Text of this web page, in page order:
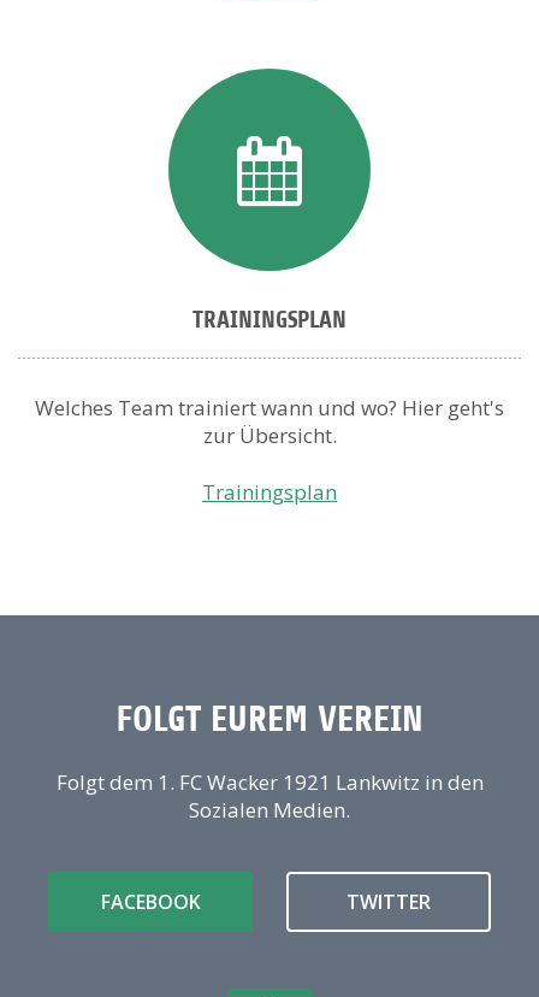
TRAININGSPLAN
Welches Team trainiert wann und wo? Hier geht's
zur Übersicht.
Trainingsplan
FOLGT EUREM VEREIN
Folgt dem 1. FC Wacker 1921 Lankwitz in den
Sozialen Medien.
FACEBOOK TWITTER